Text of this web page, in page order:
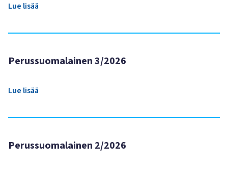
Lue lisää
Perussuomalainen 3/2026
Lue lisää
Perussuomalainen 2/2026